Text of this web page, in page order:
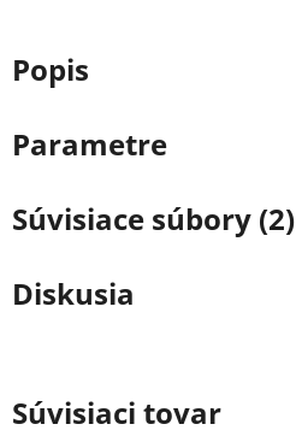
Popis
Parametre
Súvisiace súbory (2)
Diskusia
Súvisiaci tovar